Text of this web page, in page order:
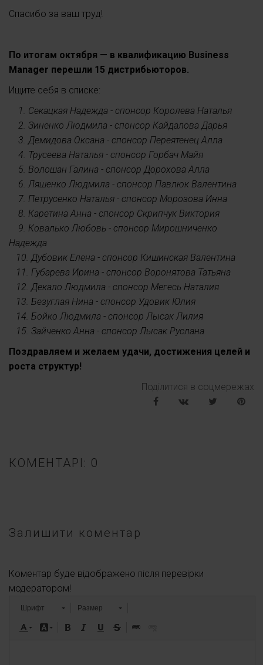
Спасибо за ваш труд!
По итогам октября — в квалификацию Business
Manager перешли 15 дистрибьюторов.
Ищите себя в списке:
1. Секацкая Надежда - спонсор Королева Наталья
2. Зиненко Людмила - спонсор Кайдалова Дарья
3. Демидова Оксана - спонсор Переятенец Алла
4. Трусеева Наталья - спонсор Горбач Майя
5. Волошан Галина - спонсор Дорохова Алла
6. Ляшенко Людмила - спонсор Павлюк Валентина
7. Петрусенко Наталья - спонсор Морозова Инна
8. Каретина Анна - спонсор Скрипчук Виктория
9. Ковалько Любовь - спонсор Мирошниченко
Надежда
10. Дубовик Елена - спонсор Кишинская Валентина
11. Губарева Ирина - спонсор Воронятова Татьяна
12. Декало Людмила - спонсор Мегесь Наталия
13. Безуглая Нина - спонсор Удовик Юлия
14. Бойко Людмила - спонсор Лысак Лилия
15. Зайченко Анна - спонсор Лысак Руслана
Поздравляем и желаем удачи, достижения целей и
роста структур!
Поділитися в соцмережах
КОМЕНТАРІ: 0
Залишити коментар
Коментар буде відображено після перевірки
модератором!
Шрифт Размер